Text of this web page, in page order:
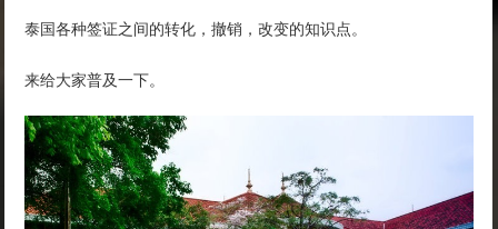
泰国各种签证之间的转化，撤销，改变的知识点。
来给大家普及一下。